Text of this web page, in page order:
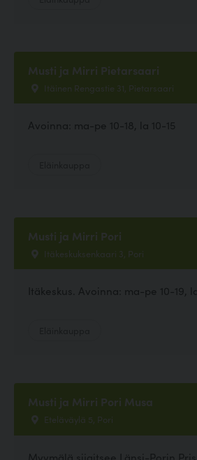
Musti ja Mirri Pietarsaari
Itäinen Rengastie 31, Pietarsaari
Avoinna: ma-pe 10-18, la 10-15
Musti ja Mirri Pori
Itäkeskuksenkaari 3, Pori
Itäkeskus. Avoinna: ma-pe 10-19,
Musti ja Mirri Pori Musa
Eteläväylä 5, Pori
Myymälä sijaitsee Länsi-Porin